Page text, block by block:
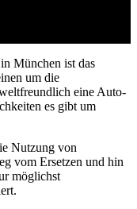
München ist das
um die
eine Auto-
es gibt um
Nutzung von
vom Ersetzen und hin
möglichst